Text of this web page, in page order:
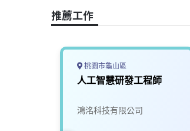
b
o
o
d
s
d
I
i
n
推薦工作
桃園市龜山區
人工智慧研發工程師
鴻洺科技有限公司